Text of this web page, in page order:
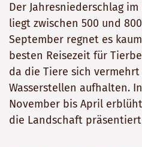
Der Jahresniederschlag
liegt zwischen 500 und
September regnet es
besten Reisezeit für
da die Tiere sich
Wasserstellen aufhalten.
November bis April
die Landschaft